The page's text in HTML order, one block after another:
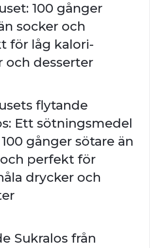
100 gånger
socker och
för låg kalori-
och desserter
flytande
Ett sötningsmedel
gånger sötare än
perfekt för
drycker och
Sukralos från